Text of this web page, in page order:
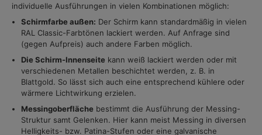
individuelle Ausführungen in vielen Kombinationen möglich:
Schirmfarbe außen: Der Schirm kann standardmäßig in vielen
RAL Classic-Farbtönen lackiert werden. Auf Anfrage sind
(gegen Aufpreis) auch andere Farben möglich.
Die Schirm-Innenseite kann weiß lackiert werden oder mit
verschiedenen Metallen beschichtet werden, z. B. in
Blattgold. So lässt sich auch eine entsprechend kühlere oder
wärmere Lichtwirkung erzielen.
Messingoberfläche bestimmt die Ausführung der Messing-
Struktur samt Gelenken. Hier kann meist Messing in diversen
Helligkeits- bzw. Patina-Stufen oder eine galvanische